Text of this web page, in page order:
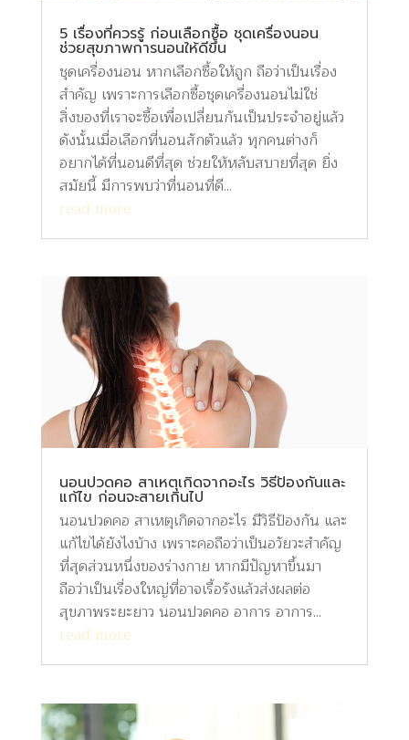
5 เรื่องที่ควรรู้ ก่อนเลือกซื้อ ชุดเครื่องนอน
ช่วยสุขภาพการนอนให้ดีขึ้น
ชุดเครื่องนอน หากเลือกซื้อให้ถูก ถือว่าเป็นเรื่อง
สำคัญ เพราะการเลือกซื้อชุดเครื่องนอนไม่ใช่
สิ่งของที่เราจะซื้อเพื่อเปลี่ยนกันเป็นประจำอยู่แล้ว
ดังนั้นเมื่อเลือกที่นอนสักตัวแล้ว ทุกคนต่างก็
อยากได้ที่นอนดีที่สุด ช่วยให้หลับสบายที่สุด ยิ่ง
สมัยนี้ มีการพบว่าที่นอนที่ดี...
read more
นอนปวดคอ สาเหตุเกิดจากอะไร วิธีป้องกันและ
แก้ไข ก่อนจะสายเกินไป
นอนปวดคอ สาเหตุเกิดจากอะไร มีวิธีป้องกัน และ
แก้ไขได้ยังไงบ้าง เพราะคอถือว่าเป็นอวัยวะสำคัญ
ที่สุดส่วนหนึ่งของร่างกาย หากมีปัญหาขึ้นมา
ถือว่าเป็นเรื่องใหญ่ที่อาจเรื้อรังแล้วส่งผลต่อ
สุขภาพระยะยาว นอนปวดคอ อาการ อาการ...
read more